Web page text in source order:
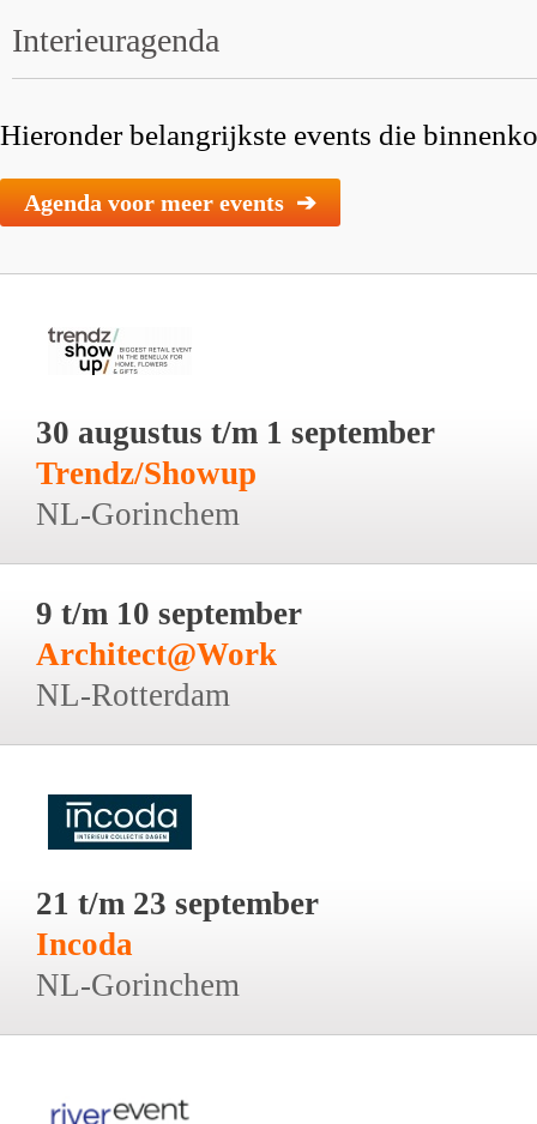
Interieuragenda
Hieronder belangrijkste events die
Agenda voor meer events ➔
30 augustus t/m 1 september
Trendz/Showup
NL-Gorinchem
9 t/m 10 september
Architect@Work
NL-Rotterdam
21 t/m 23 september
Incoda
NL-Gorinchem